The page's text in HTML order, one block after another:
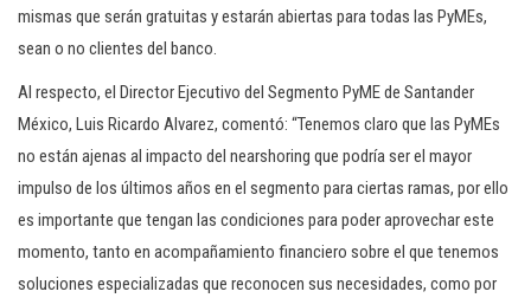
mismas que serán gratuitas y estarán abiertas para todas las PyMEs,
sean o no clientes del banco.
Al respecto, el Director Ejecutivo del Segmento PyME de Santander
México, Luis Ricardo Alvarez, comentó: “Tenemos claro que las PyMEs
no están ajenas al impacto del nearshoring que podría ser el mayor
impulso de los últimos años en el segmento para ciertas ramas, por ello
es importante que tengan las condiciones para poder aprovechar este
momento, tanto en acompañamiento financiero sobre el que tenemos
soluciones especializadas que reconocen sus necesidades, como por